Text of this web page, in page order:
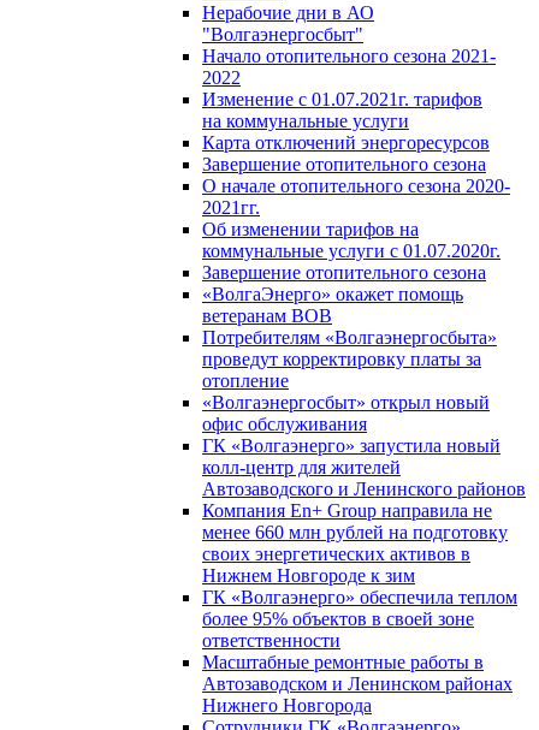
Нерабочие дни в АО
"Волгаэнергосбыт"
Начало отопительного сезона 2021-
2022
Изменение с 01.07.2021г. тарифов
на коммунальные услуги
Карта отключений энергоресурсов
Завершение отопительного сезона
О начале отопительного сезона 2020-
2021гг.
Об изменении тарифов на
коммунальные услуги с 01.07.2020г.
Завершение отопительного сезона
«ВолгаЭнерго» окажет помощь
ветеранам ВОВ
Потребителям «Волгаэнергосбыта»
проведут корректировку платы за
отопление
«Волгаэнергосбыт» открыл новый
офис обслуживания
ГК «Волгаэнерго» запустила новый
колл-центр для жителей
Автозаводского и Ленинского районов
Компания En+ Group направила не
менее 660 млн рублей на подготовку
своих энергетических активов в
Нижнем Новгороде к зим
ГК «Волгаэнерго» обеспечила теплом
более 95% объектов в своей зоне
ответственности
Масштабные ремонтные работы в
Автозаводском и Ленинском районах
Нижнего Новгорода